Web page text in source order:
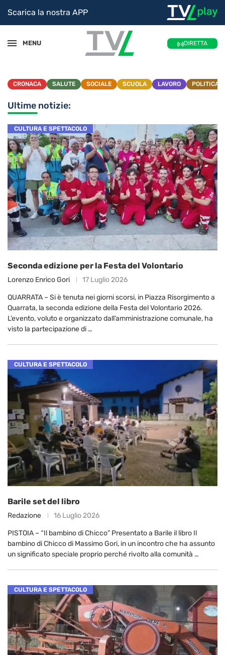
Scarica la nostra APP
MENU DIRETTA
CRONACA SALUTE SOCIALE SCUOLA LAVORO POLITICA
Ultime notizie:
CULTURA E SPETTACOLO
Seconda edizione per la Festa del Volontario
Lorenzo Enrico Gori 17 Luglio 2026
QUARRATA – Si è tenuta nei giorni scorsi, in Piazza Risorgimento a
Quarrata, la seconda edizione della Festa del Volontario 2026.
L’evento, voluto e organizzato dall’amministrazione comunale, ha
visto la partecipazione di …
CULTURA E SPETTACOLO
Barile set del libro
Redazione 16 Luglio 2026
PISTOIA – “Il bambino di Chicco” Presentato a Barile il libro Il
bambino di Chicco di Massimo Gori, in un incontro che ha assunto
un significato speciale proprio perché rivolto alla comunità …
CULTURA E SPETTACOLO